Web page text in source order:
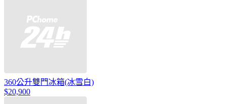
360公升雙門冰箱(冰雪白)
$20,900